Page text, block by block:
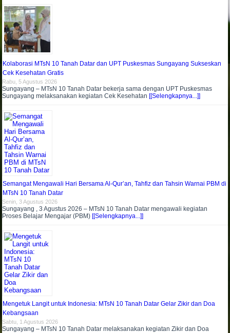
Kolaborasi MTsN 10 Tanah Datar dan UPT Puskesmas Sungayang Sukseskan
Cek Kesehatan Gratis
Rabu, 5 Agustus 2026
Sungayang – MTsN 10 Tanah Datar bekerja sama dengan UPT Puskesmas
Sungayang melaksanakan kegiatan Cek Kesehatan [[Selengkapnya...]]
Semangat Mengawali Hari Bersama Al-Qur’an, Tahfiz dan Tahsin Warnai PBM di
MTsN 10 Tanah Datar
Senin, 3 Agustus 2026
Sungayang , 3 Agustus 2026 – MTsN 10 Tanah Datar mengawali kegiatan
Proses Belajar Mengajar (PBM) [[Selengkapnya...]]
Mengetuk Langit untuk Indonesia: MTsN 10 Tanah Datar Gelar Zikir dan Doa
Kebangsaan
Sabtu, 1 Agustus 2026
Sungayang – MTsN 10 Tanah Datar melaksanakan kegiatan Zikir dan Doa